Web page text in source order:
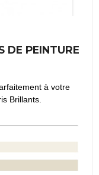
DE PEINTURE
à votre
Brillants.